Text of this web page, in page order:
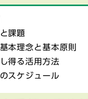
課題
本理念と基本原則
得る活用方法
スケジュール